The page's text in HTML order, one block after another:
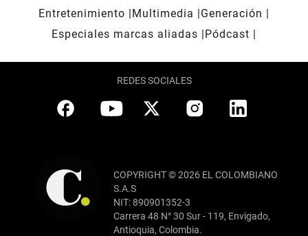
Entretenimiento
Multimedia
Generación
Especiales marcas aliadas
Pódcast
REDES SOCIALES
COPYRIGHT © 2026 EL COLOMBIANO
S.A.S
NIT: 890901352-3
Carrera 48 N° 30 Sur - 119, Envigado,
Antioquia, Colombia.